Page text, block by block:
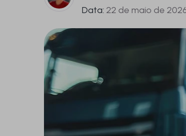
Data: 22 de maio de